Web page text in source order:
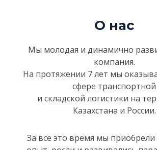
О нас
Мы молодая и динамично
компания.
На протяжении 7 лет мы
сфере транспортной
и складской логистики на
Казахстанa и России.
За все это время мы